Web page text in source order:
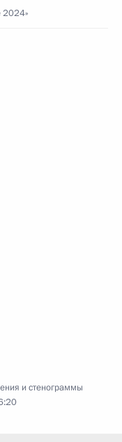
2024»
и стенограммы